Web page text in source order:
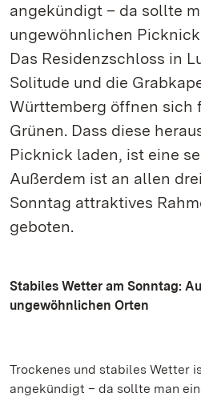
angekündigt – da sollte
ungewöhnlichen
Das Residenzschloss in
Solitude und die
Württemberg öffnen sich
Grünen. Dass diese
Picknick laden, ist eine
Außerdem ist an allen
Sonntag attraktives
geboten.
Stabiles Wetter am Sonntag:
ungewöhnlichen Orten
Trockenes und stabiles Wetter
angekündigt – da sollte man